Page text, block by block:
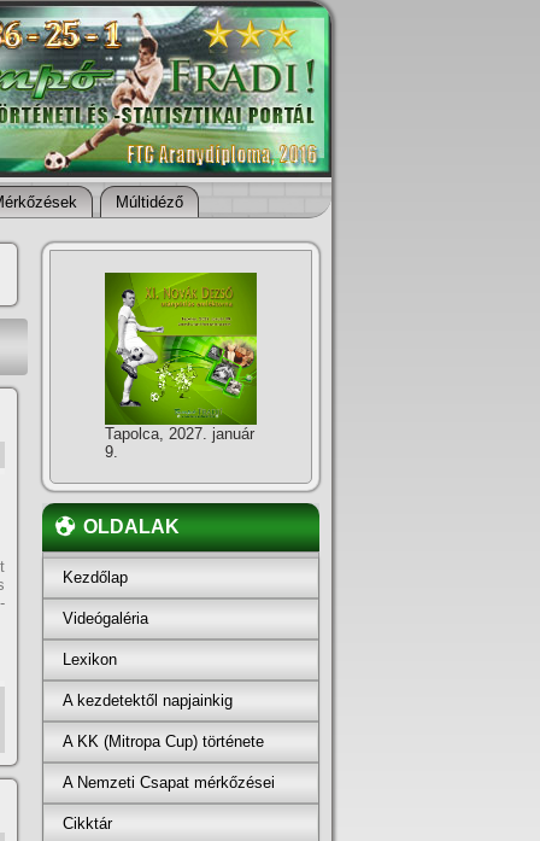
Múltidéző
Tapolca, 2027. január
9.
OLDALAK
Kezdőlap
Videógaléria
Lexikon
A kezdetektől napjainkig
A KK (Mitropa Cup) története
A Nemzeti Csapat mérkőzései
Cikktár